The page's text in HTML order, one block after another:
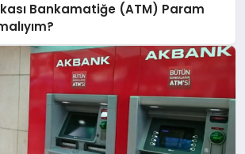
Bankamatiğe (ATM) Param